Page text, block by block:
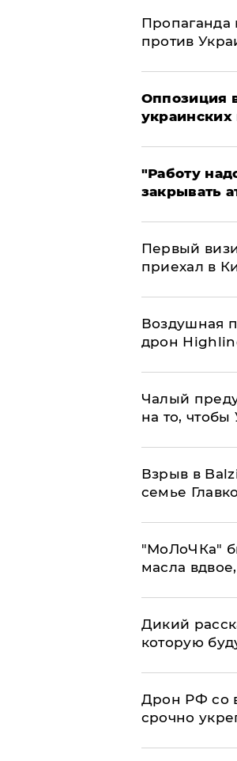
​Пропаганда
против
Оппозиция
украинских
"Работу
закрывать
Первый
приехал в
Воздушная
дрон
Чалый
на то,
Взрыв в
семье
​"МоЛоЧКа"
масла
Дикий
которую
​Дрон РФ со
срочно